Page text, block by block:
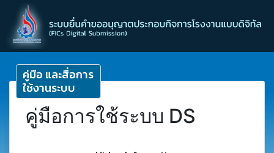
คู่มือ และสื่อการ
ใช้งานระบบ
คู่มือการใช้ระบบ DS